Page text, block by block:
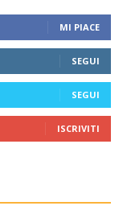
MI PIACE
SEGUI
SEGUI
ISCRIVITI